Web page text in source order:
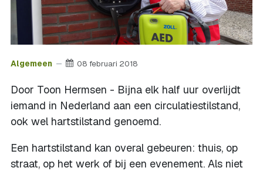
Algemeen 08 februari 2018
Door Toon Hermsen - Bijna elk half uur overlijdt
iemand in Nederland aan een circulatiestilstand,
ook wel hartstilstand genoemd.
Een hartstilstand kan overal gebeuren: thuis, op
straat, op het werk of bij een evenement. Als niet